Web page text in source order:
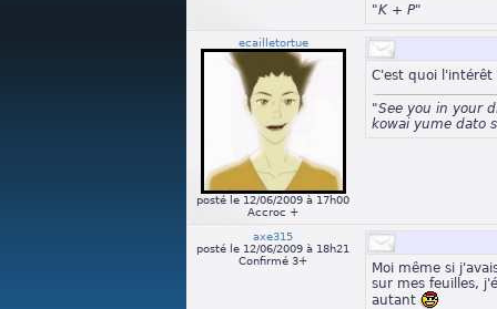
"K + P"
ecailletortue
posté le 12/06/2009 à 17h00
Accroc +
C'est quoi
"See you in your
kowai yume dato
axe315
posté le 12/06/2009 à 18h21
Confirmé 3+
Moi même si
sur mes feuilles,
autant